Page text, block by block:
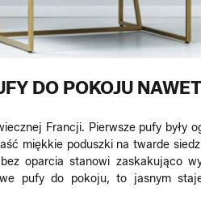
DO POKOJU
Francji. Pierwsze pufy były
miękkie poduszki na twarde
oparcia stanowi zaskakująco
pufy do pokoju, to jasnym